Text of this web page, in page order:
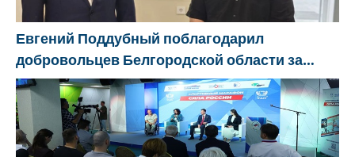
Евгений Поддубный поблагодарил
добровольцев Белгородской области за
мужество в спасении пострадавших от
обстрелов